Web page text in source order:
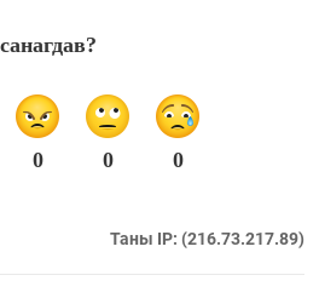
0 0 0
Таны IP: (216.73.217.89)